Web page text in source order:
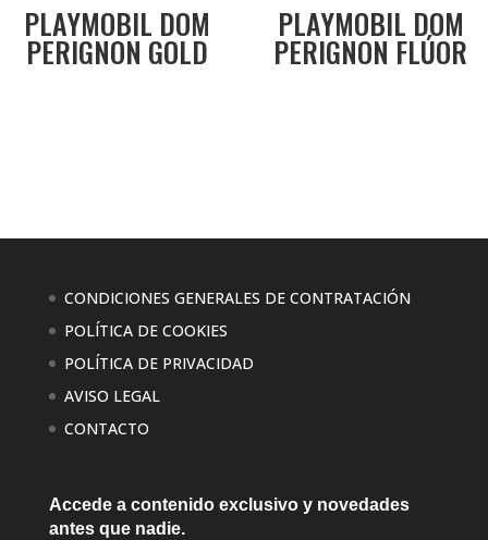
PLAYMOBIL DOM
PERIGNON GOLD
PLAYMOBIL DOM
PERIGNON FLÚOR
CONDICIONES GENERALES DE CONTRATACIÓN
POLÍTICA DE COOKIES
POLÍTICA DE PRIVACIDAD
AVISO LEGAL
CONTACTO
Accede a contenido exclusivo y novedades
antes que nadie.